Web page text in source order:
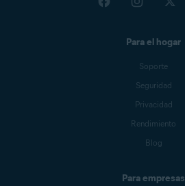
Para el hogar
Soporte
Seguridad
Privacidad
Rendimiento
Blog
Para empresas